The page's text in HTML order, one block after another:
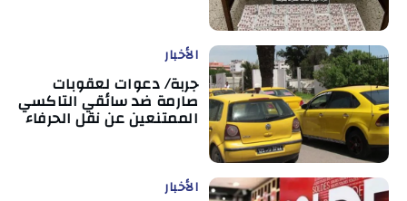
الأخبار
جربة/ دعوات لعقوبات
صارمة ضد سائقي التاكسي
الممتنعين عن نقل الحرفاء
الأخبار